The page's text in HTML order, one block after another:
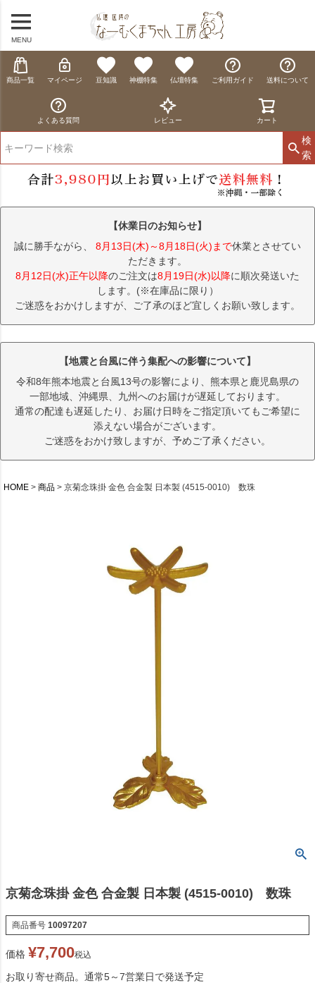
MENU
商品一覧 マイページ 豆知識 神棚特集 仏壇特集 ご利用ガイド 送料について
よくある質問 レビュー カート
検
索
【休業日のお知らせ】
誠に勝手ながら、 8月13日(木)～8月18日(火)まで休業とさせてい
ただきます。
8月12日(水)正午以降のご注文は8月19日(水)以降に順次発送いた
します。(※在庫品に限り）
ご迷惑をおかけしますが、ご了承のほど宜しくお願い致します。
【地震と台風に伴う集配への影響について】
令和8年熊本地震と台風13号の影響により、熊本県と鹿児島県の
一部地域、沖縄県、九州へのお届けが遅延しております。
通常の配達も遅延したり、お届け日時をご指定頂いてもご希望に
添えない場合がございます。
ご迷惑をおかけ致しますが、予めご了承ください。
HOME 商品 京菊念珠掛 金色 合金製 日本製 (4515-0010) 数珠
京菊念珠掛 金色 合金製 日本製 (4515-0010) 数珠
商品番号 10097207
価格 ¥7,700税込
お取り寄せ商品。通常5～7営業日で発送予定